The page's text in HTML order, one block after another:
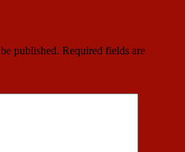
published. Required fields are